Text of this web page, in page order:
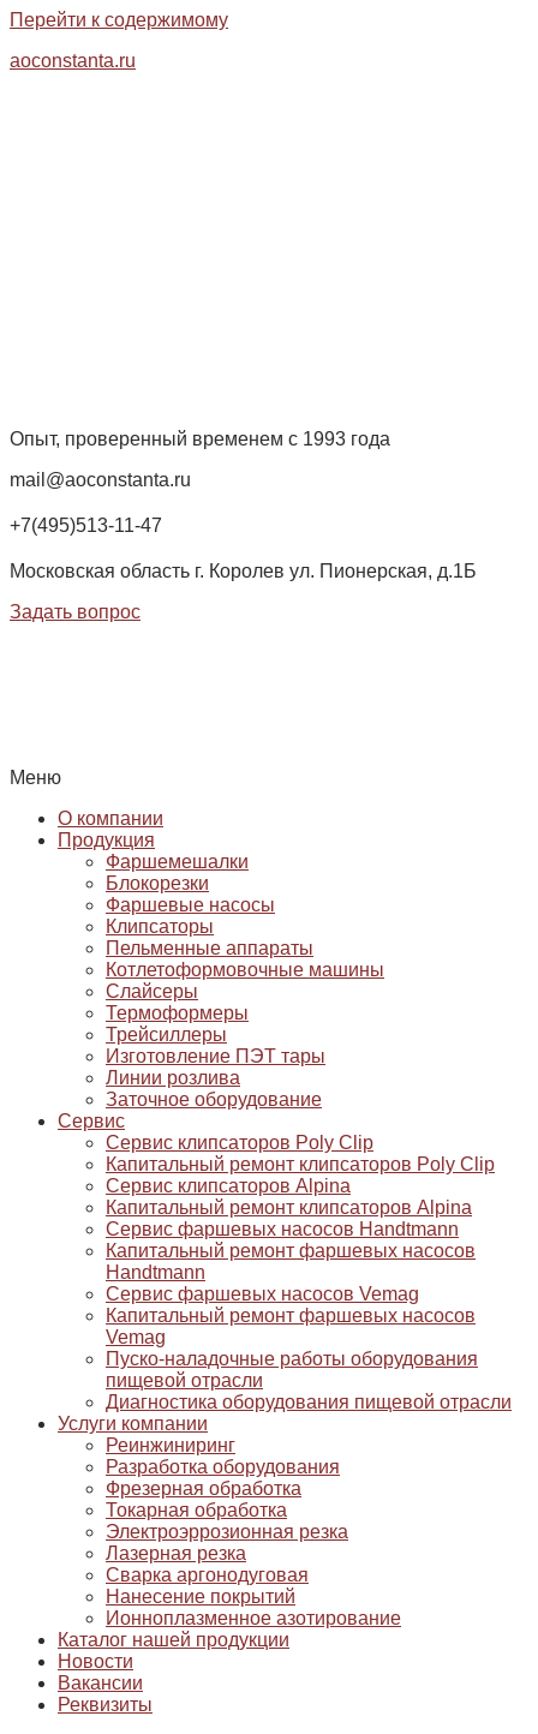
Перейти к содержимому
aoconstanta.ru
Опыт, проверенный временем с 1993 года
mail@aoconstanta.ru
+7(495)513-11-47
Московская область г. Королев ул. Пионерская, д.1Б
Задать вопрос
Меню
О компании
Продукция
Фаршемешалки
Блокорезки
Фаршевые насосы
Клипсаторы
Пельменные аппараты
Котлетоформовочные машины
Слайсеры
Термоформеры
Трейсиллеры
Изготовление ПЭТ тары
Линии розлива
Заточное оборудование
Сервис
Сервис клипсаторов Poly Clip
Капитальный ремонт клипсаторов Poly Clip
Сервис клипсаторов Alpina
Капитальный ремонт клипсаторов Alpina
Сервис фаршевых насосов Handtmann
Капитальный ремонт фаршевых насосов
Handtmann
Сервис фаршевых насосов Vemag
Капитальный ремонт фаршевых насосов
Vemag
Пуско-наладочные работы оборудования
пищевой отрасли
Диагностика оборудования пищевой отрасли
Услуги компании
Реинжиниринг
Разработка оборудования
Фрезерная обработка
Токарная обработка
Электроэррозионная резка
Лазерная резка
Сварка аргонодуговая
Нанесение покрытий
Ионноплазменное азотирование
Каталог нашей продукции
Новости
Вакансии
Реквизиты